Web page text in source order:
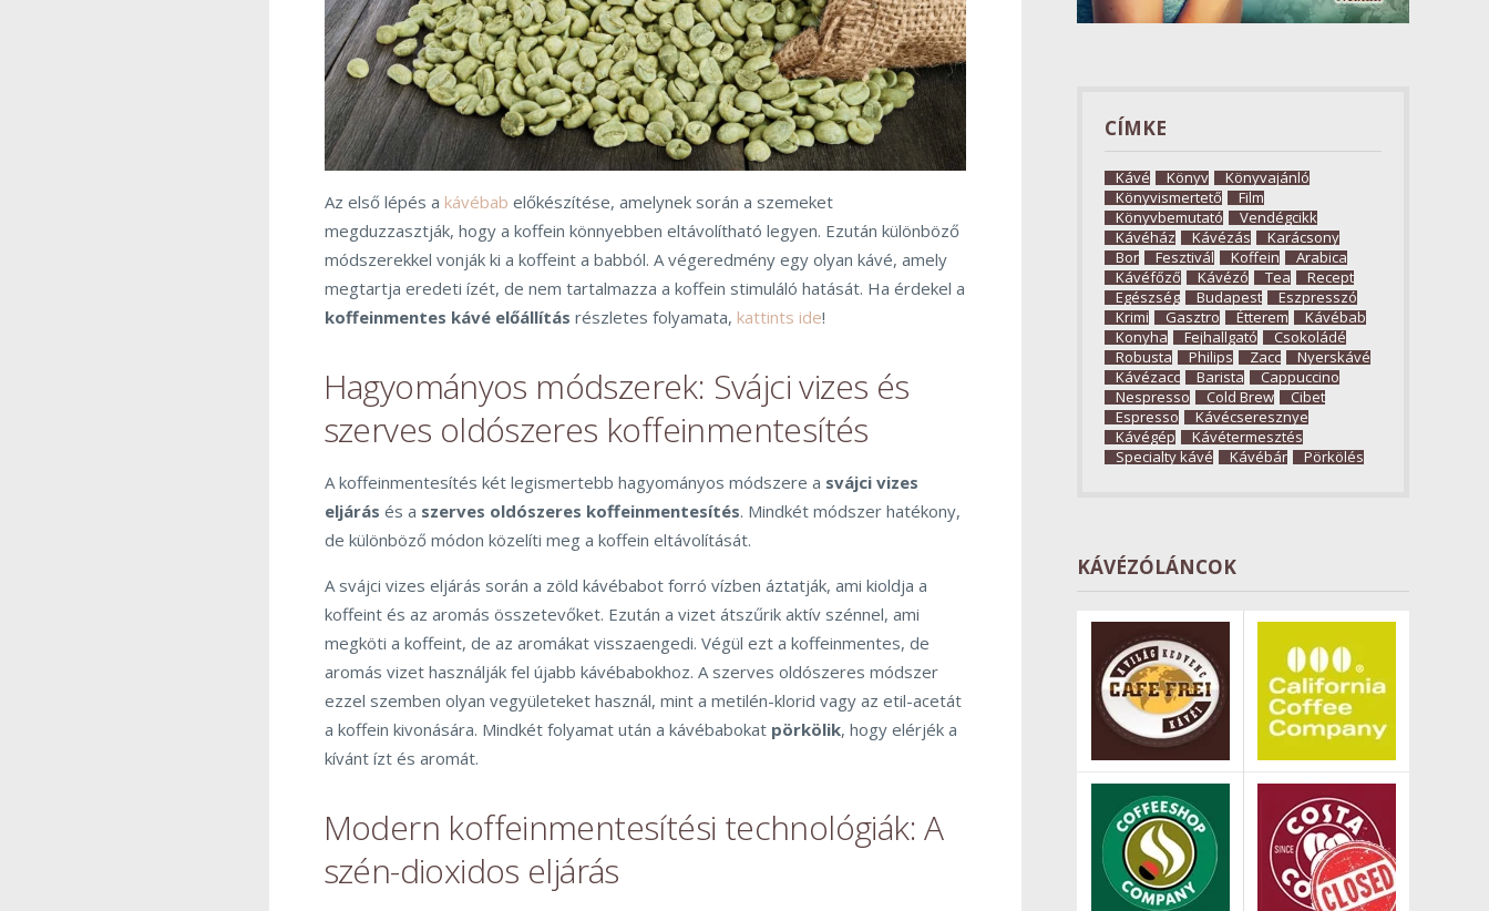
Az első lépés a kávébab előkészítése, amelynek során a szemeket
megduzzasztják, hogy a koffein könnyebben eltávolítható legyen. Ezután különböző
módszerekkel vonják ki a koffeint a babból. A végeredmény egy olyan kávé, amely
megtartja eredeti ízét, de nem tartalmazza a koffein stimuláló hatását. Ha érdekel a
koffeinmentes kávé előállítás részletes folyamata, kattints ide!
Hagyományos módszerek: Svájci vizes és
szerves oldószeres koffeinmentesítés
A koffeinmentesítés két legismertebb hagyományos módszere a svájci vizes
eljárás és a szerves oldószeres koffeinmentesítés. Mindkét módszer hatékony,
de különböző módon közelíti meg a koffein eltávolítását.
A svájci vizes eljárás során a zöld kávébabot forró vízben áztatják, ami kioldja a
koffeint és az aromás összetevőket. Ezután a vizet átszűrik aktív szénnel, ami
megköti a koffeint, de az aromákat visszaengedi. Végül ezt a koffeinmentes, de
aromás vizet használják fel újabb kávébabokhoz. A szerves oldószeres módszer
ezzel szemben olyan vegyületeket használ, mint a metilén-klorid vagy az etil-acetát
a koffein kivonására. Mindkét folyamat után a kávébabokat pörkölik, hogy elérjék a
kívánt ízt és aromát.
Modern koffeinmentesítési technológiák: A
szén-dioxidos eljárás
CÍMKE
Kávé Könyv
Könyvajánló
Könyvismertető
Film
Könyvbemutató
Vendégcikk
Kávéház
Kávézás
Karácsony
Bor
Fesztivál Koffein
Arabica
Kávéfőző
Kávézó Tea
Recept
Egészség
Budapest
Eszpresszó
Krimi
Gasztro Étterem
Kávébab
Konyha
Fejhallgató
Csokoládé
Robusta
Philips Zacc
Nyerskávé
Kávézacc
Barista
Cappuccino
Nespresso
Cold Brew
Cibet
Espresso
Kávécseresznye
Kávégép
Kávétermesztés
Specialty kávé
Kávébár Pörkölés
KÁVÉZÓLÁNCOK